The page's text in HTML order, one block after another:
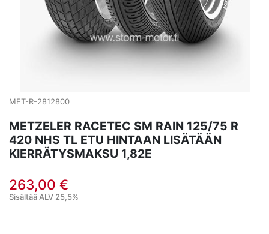
MET-R-2812800
METZELER RACETEC SM RAIN 125/75 R
420 NHS TL ETU HINTAAN LISÄTÄÄN
KIERRÄTYSMAKSU 1,82E
263,00 €
Sisältää ALV 25,5%